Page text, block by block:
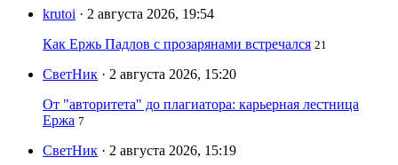
krutoi · 2 августа 2026, 19:54
Как Ержь Падлов с прозарянами встречался 21
СветНик · 2 августа 2026, 15:20
От "авторитета" до плагиатора: карьерная лестница
Ержа 7
СветНик · 2 августа 2026, 15:19